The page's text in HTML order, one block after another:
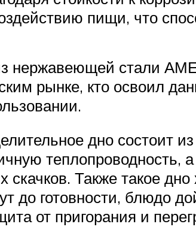
пищи, что
нержавеющей стали
рынке, кто освоил
дно состоит
теплопроводность,
скачков. Также такое
до готовности, блюдо
от пригорания и